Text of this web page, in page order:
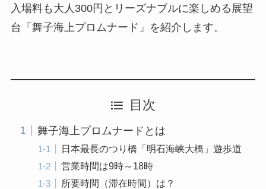
入場料も大人300円とリーズナブルに楽しめる展望
台「舞子海上プロムナード」を紹介します。
目次
舞子海上プロムナードとは
日本最長のつり橋「明石海峡大橋」遊歩道
営業時間は9時～18時
所要時間（滞在時間）は？